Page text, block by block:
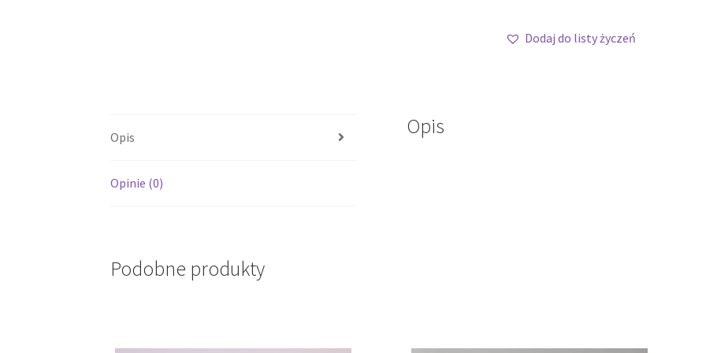
Dodaj do listy życzeń
Opis
Opinie (0)
Opis
Podobne produkty